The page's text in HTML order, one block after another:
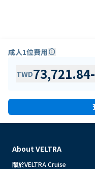
成人1位費用info
TWD73,721.84-
About VELTRA
關於VELTRA Cruise